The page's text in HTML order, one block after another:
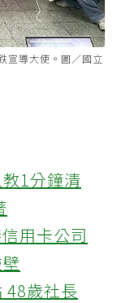
宣導大使。圖／國立
1分鐘清
用卡公司
48歲社長